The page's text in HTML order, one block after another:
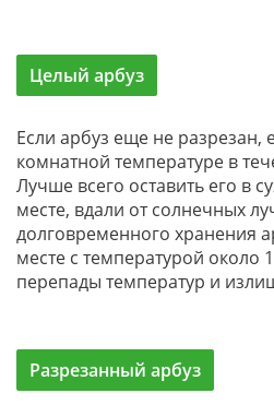
Целый арбуз
Если арбуз еще не разрезан,
комнатной температуре в
Лучше всего оставить его в
месте, вдали от солнечных
долговременного хранения
месте с температурой около
перепады температур и
Разрезанный арбуз